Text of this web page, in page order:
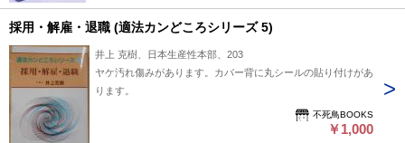
採用・解雇・退職 (適法カンどころシリーズ 5)
井上 克樹、日本生産性本部、203
ヤケ汚れ傷みがあります。カバー背に丸シールの貼り付けがあ
ります。
不死鳥BOOKS
￥1,000